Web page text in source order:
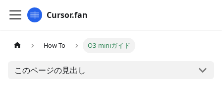
Cursor.fan
How To O3-miniガイド
このページの見出し